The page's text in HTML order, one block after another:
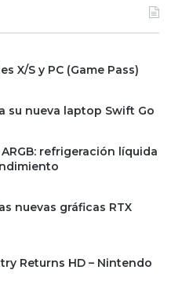
X/S y PC (Game Pass)
su nueva laptop Swift Go
refrigeración líquida
nuevas gráficas RTX
Returns HD – Nintendo